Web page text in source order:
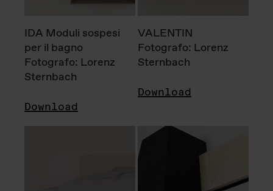
IDA Moduli sospesi
per il bagno
Fotografo: Lorenz
Sternbach
Download
VALENTIN
Fotografo: Lorenz
Sternbach
Download